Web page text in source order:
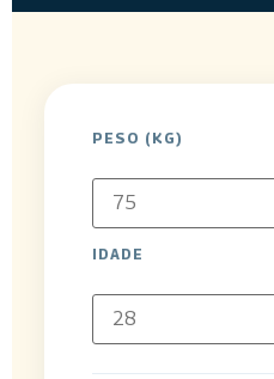
PESO (KG)
IDADE